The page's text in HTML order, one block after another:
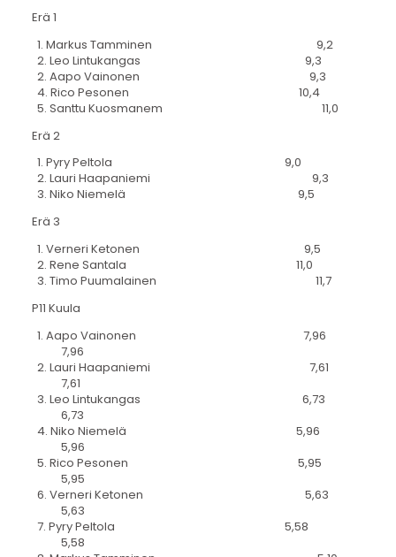
Erä 1
1. Markus Tamminen 9,2
2. Leo Lintukangas 9,3
2. Aapo Vainonen 9,3
4. Rico Pesonen 10,4
5. Santtu Kuosmanem 11,0
Erä 2
1. Pyry Peltola 9,0
2. Lauri Haapaniemi 9,3
3. Niko Niemelä 9,5
Erä 3
1. Verneri Ketonen 9,5
2. Rene Santala 11,0
3. Timo Puumalainen 11,7
P11 Kuula
1. Aapo Vainonen 7,96
7,96
2. Lauri Haapaniemi 7,61
7,61
3. Leo Lintukangas 6,73
6,73
4. Niko Niemelä 5,96
5,96
5. Rico Pesonen 5,95
5,95
6. Verneri Ketonen 5,63
5,63
7. Pyry Peltola 5,58
5,58